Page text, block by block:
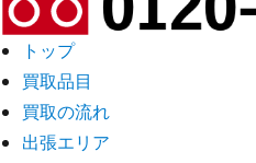
トップ
買取品目
買取の流れ
出張エリア